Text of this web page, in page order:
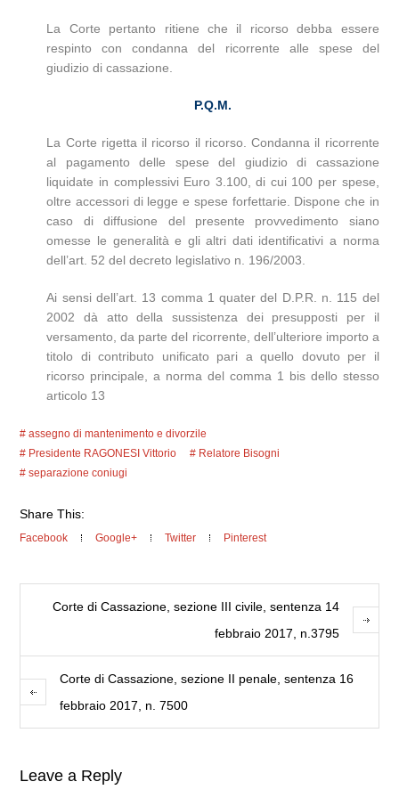
La Corte pertanto ritiene che il ricorso debba essere
respinto con condanna del ricorrente alle spese del
giudizio di cassazione.
P.Q.M.
La Corte rigetta il ricorso il ricorso. Condanna il ricorrente
al pagamento delle spese del giudizio di cassazione
liquidate in complessivi Euro 3.100, di cui 100 per spese,
oltre accessori di legge e spese forfettarie. Dispone che in
caso di diffusione del presente provvedimento siano
omesse le generalità e gli altri dati identificativi a norma
dell’art. 52 del decreto legislativo n. 196/2003.
Ai sensi dell’art. 13 comma 1 quater del D.P.R. n. 115 del
2002 dà atto della sussistenza dei presupposti per il
versamento, da parte del ricorrente, dell’ulteriore importo a
titolo di contributo unificato pari a quello dovuto per il
ricorso principale, a norma del comma 1 bis dello stesso
articolo 13
assegno di mantenimento e divorzile
Presidente RAGONESI Vittorio
Relatore Bisogni
separazione coniugi
Share This:
Facebook Google+ Twitter Pinterest
Corte di Cassazione, sezione III civile, sentenza 14
febbraio 2017, n.3795
Corte di Cassazione, sezione II penale, sentenza 16
febbraio 2017, n. 7500
Leave a Reply